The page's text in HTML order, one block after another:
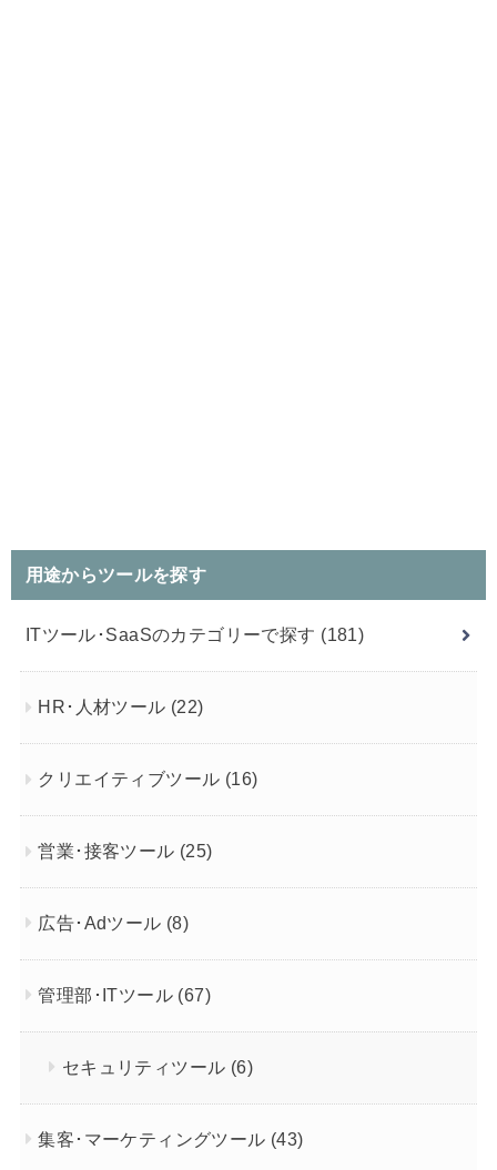
用途からツールを探す
ITツール･SaaSのカテゴリーで探す (181)
HR･人材ツール (22)
クリエイティブツール (16)
営業･接客ツール (25)
広告･Adツール (8)
管理部･ITツール (67)
セキュリティツール (6)
集客･マーケティングツール (43)